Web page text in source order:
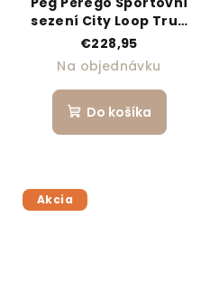
sezení City Loop True
Black
€228,95
Na objednávku
Do košíka
Akcia